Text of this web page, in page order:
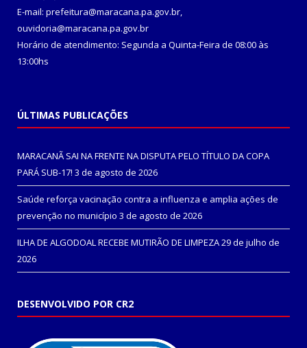
E-mail: prefeitura@maracana.pa.gov.br,
ouvidoria@maracana.pa.gov.br
Horário de atendimento: Segunda a Quinta-Feira de 08:00 às
13:00hs
ÚLTIMAS PUBLICAÇÕES
MARACANÃ SAI NA FRENTE NA DISPUTA PELO TÍTULO DA COPA
PARÁ SUB-17! 3 de agosto de 2026
Saúde reforça vacinação contra a influenza e amplia ações de
prevenção no município 3 de agosto de 2026
ILHA DE ALGODOAL RECEBE MUTIRÃO DE LIMPEZA29 de julho de
2026
DESENVOLVIDO POR CR2